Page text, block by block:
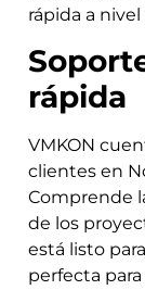
rápida a
rápida
VMKON
clientes en
Comprende
de los
está listo
perfecta